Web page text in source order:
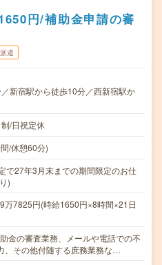
円/補助金申請の審
派遣
新宿駅から徒歩10分／西新宿駅か
/日祝定休
/休憩60分)
で27年3月末までの期間限定のお仕
)
万7825円(時給1650円×8時間×21日
金の審査業務、メールや電話での不
、その他付随する庶務業務な…